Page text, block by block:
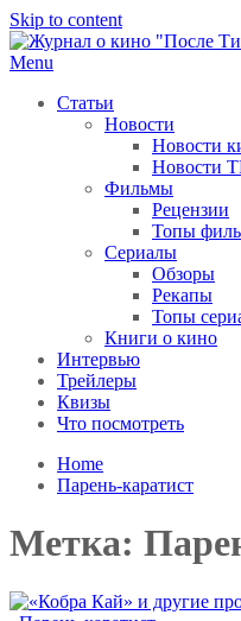
Skip to content
Menu
Статьи
Новости
Новости
Новости
Фильмы
Рецензии
Топы
Сериалы
Обзоры
Рекапы
Топы
Книги о кино
Интервью
Трейлеры
Квизы
Что посмотреть
Home
Парень-каратист
Метка: